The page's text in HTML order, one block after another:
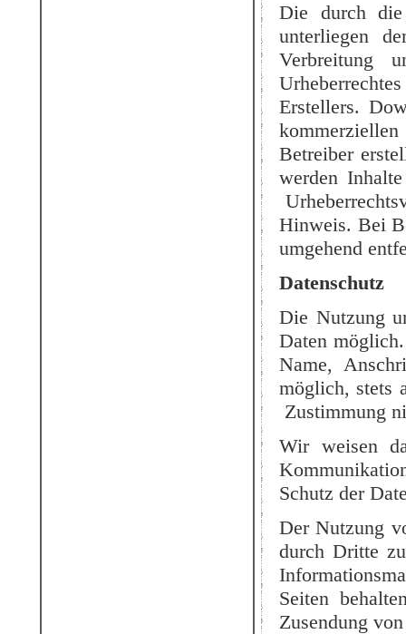
Die durch die
unterliegen
Verbreitung
Erstellers.
Betreiber
werden
Hinweis. Bei
umgehend
Datenschutz
Die Nutzung
Daten
Name,
möglich, stets
Zustimmung
Wir weisen
Schutz der
Der Nutzung
durch Dritte
Seiten
Zusendung